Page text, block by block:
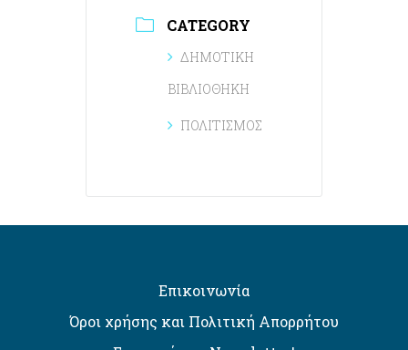
CATEGORY
ΔΗΜΟΤΙΚΗ
ΒΙΒΛΙΟΘΗΚΗ
ΠΟΛΙΤΙΣΜΟΣ
Επικοινωνία
Όροι χρήσης και Πολιτική Απορρήτου